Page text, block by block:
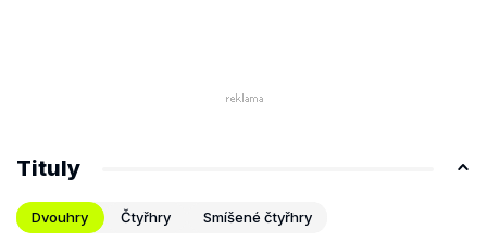
Tituly
Dvouhry Čtyřhry Smíšené čtyřhry